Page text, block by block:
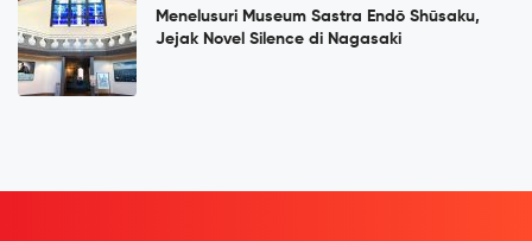
Menelusuri Museum Sastra Endō Shūsaku,
Jejak Novel Silence di Nagasaki